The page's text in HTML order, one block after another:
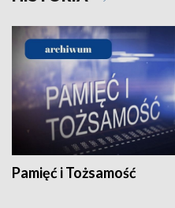
Pamięć i Tożsamość